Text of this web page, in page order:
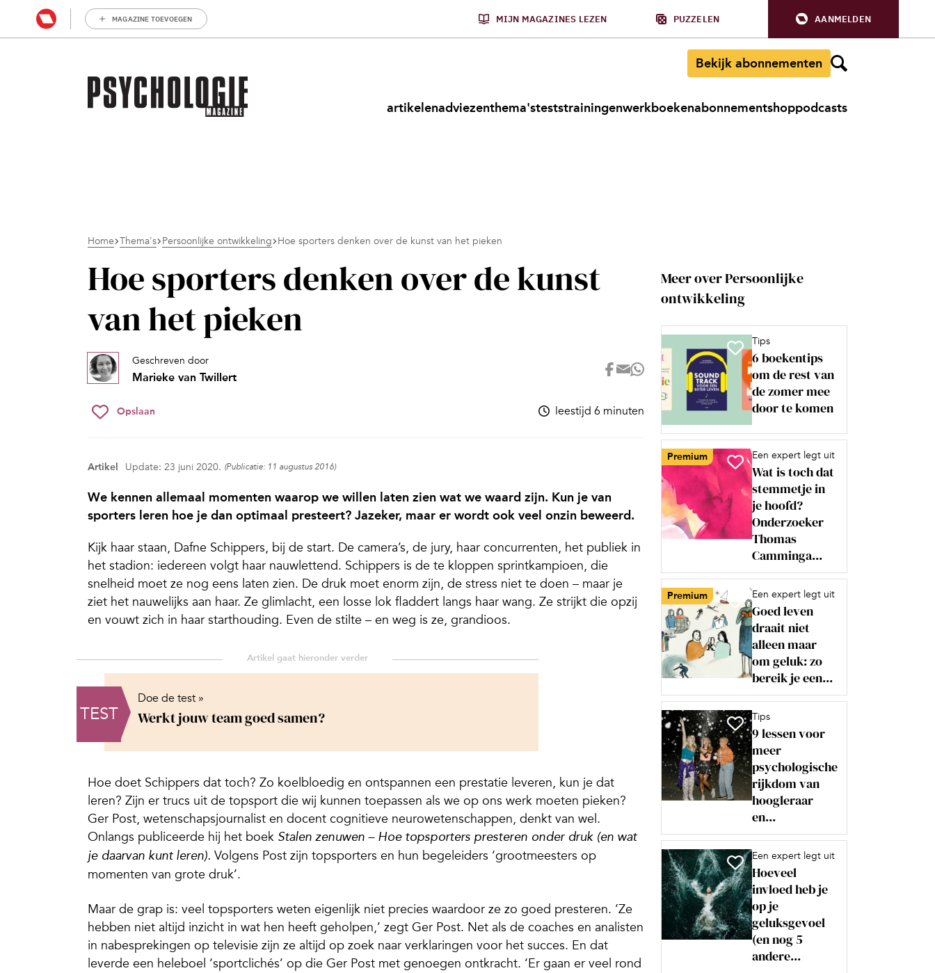
MAGAZINE TOEVOEGEN MIJN MAGAZINES LEZEN PUZZELEN AANMELDEN
Bekijk abonnementen
artikelenadviezenthema'steststrainingenwerkboekenabonnementshoppodcasts
Home Thema's Persoonlijke ontwikkeling Hoe sporters denken over de kunst van het pieken
Hoe sporters denken over de kunst
van het pieken
Geschreven door
Marieke van Twillert
Opslaan leestijd 6 minuten
Artikel Update: 23 juni 2020. (Publicatie: 11 augustus 2016)
We kennen allemaal momenten waarop we willen laten zien wat we waard zijn. Kun je van
sporters leren hoe je dan optimaal presteert? Jazeker, maar er wordt ook veel onzin beweerd.
Kijk haar staan, Dafne Schippers, bij de start. De camera’s, de jury, haar concurrenten, het publiek in
het stadion: iedereen volgt haar nauwlettend. Schippers is de te kloppen sprintkampioen, die
snelheid moet ze nog eens laten zien. De druk moet enorm zijn, de stress niet te doen – maar je
ziet het nauwelijks aan haar. Ze glimlacht, een losse lok fladdert langs haar wang. Ze strijkt die opzij
en vouwt zich in haar starthouding. Even de stilte – en weg is ze, grandioos.
TEST
Doe de test »
Werkt jouw team goed samen?
Hoe doet Schippers dat toch? Zo koelbloedig en ontspannen een prestatie leveren, kun je dat
leren? Zijn er trucs uit de topsport die wij kunnen toepassen als we op ons werk moeten pieken?
Ger Post, wetenschapsjournalist en docent cognitieve neurowetenschappen, denkt van wel.
Onlangs publiceerde hij het boek Stalen zenuwen – Hoe topsporters presteren onder druk (en wat
je daarvan kunt leren). Volgens Post zijn topsporters en hun begeleiders ‘grootmeesters op
momenten van grote druk’.
Maar de grap is: veel topsporters weten eigenlijk niet precies waardoor ze zo goed presteren. ‘Ze
hebben niet altijd inzicht in wat hen heeft geholpen,’ zegt Ger Post. Net als de coaches en analisten
in nabesprekingen op televisie zijn ze altijd op zoek naar verklaringen voor het succes. En dat
leverde een heleboel ‘sportclichés’ op die Ger Post met genoegen ontkracht. ‘Er gaan er veel rond
Meer over Persoonlijke
ontwikkeling
Tips
6 boekentips
om de rest van
de zomer mee
door te komen
Premium Een expert legt uit
Wat is toch dat
stemmetje in
je hoofd?
Onderzoeker
Thomas
Camminga...
Premium Een expert legt uit
Goed leven
draait niet
alleen maar
om geluk: zo
bereik je een...
Tips
9 lessen voor
meer
psychologische
rijkdom van
hoogleraar
en...
Een expert legt uit
Hoeveel
invloed heb je
op je
geluksgevoel
(en nog 5
andere...